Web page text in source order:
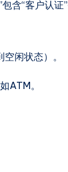
含“客户认证”
闲状态）。
ATM。